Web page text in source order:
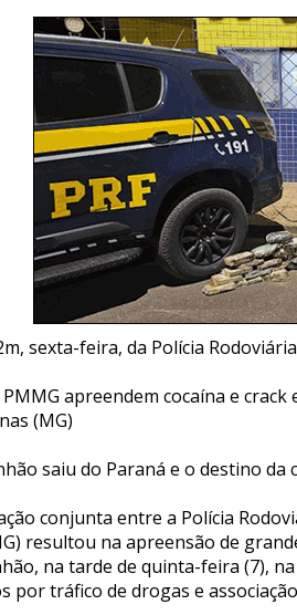
sexta-feira, da Polícia
PMMG apreendem cocaína e
(MG)
saiu do Paraná e o destino da
conjunta entre a Polícia
resultou na apreensão de
na tarde de quinta-feira (7),
por tráfico de drogas e